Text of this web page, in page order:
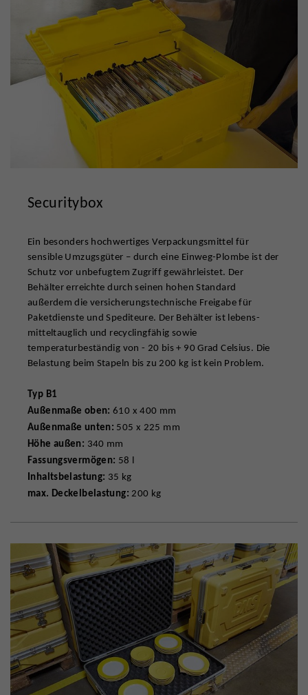
Securitybox
Ein besonders hochwertiges Verpackungsmittel für
sensible Umzugsgüter – durch eine Einweg-Plombe ist der
Schutz vor unbefugtem Zugriff gewährleistet. Der
Behälter erreichte durch seinen hohen Standard
außerdem die versicherungstechnische Freigabe für
Paketdienste und Spediteure. Der Behälter ist lebens-
mitteltauglich und recyclingfähig sowie
temperaturbeständig von - 20 bis + 90 Grad Celsius. Die
Belastung beim Stapeln bis zu 200 kg ist kein Problem.
Typ B1
Außenmaße oben: 610 x 400 mm
Außenmaße unten: 505 x 225 mm
Höhe außen: 340 mm
Fassungsvermögen: 58 l
Inhaltsbelastung: 35 kg
max. Deckelbelastung: 200 kg